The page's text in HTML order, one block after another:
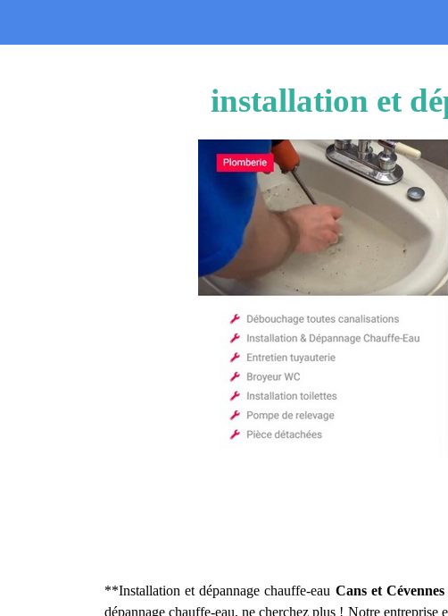
installation et
**Installation et dépannage chauffe-eau Cans et Cévennes
dépannage chauffe-eau, ne cherchez plus ! Notre